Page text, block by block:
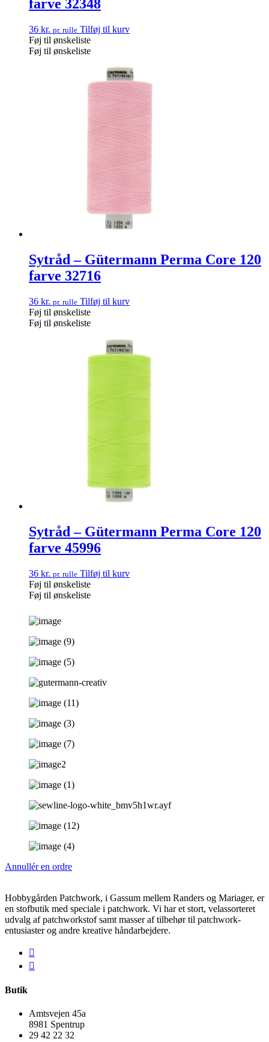
farve 32348
36 kr. pr. rulle Tilføj til kurv
Føj til ønskeliste
Føj til ønskeliste
Sytråd – Gütermann Perma Core 120
farve 32716
36 kr. pr. rulle Tilføj til kurv
Føj til ønskeliste
Føj til ønskeliste
Sytråd – Gütermann Perma Core 120
farve 45996
36 kr. pr. rulle Tilføj til kurv
Føj til ønskeliste
Føj til ønskeliste
Annullér en ordre
Hobbygården Patchwork, i Gassum mellem Randers og Mariager, er
en stofbutik med speciale i patchwork. Vi har et stort, velassorteret
udvalg af patchworkstof samt masser af tilbehør til patchwork-
entusiaster og andre kreative håndarbejdere.
Butik
Amtsvejen 45a
8981 Spentrup
29 42 22 32